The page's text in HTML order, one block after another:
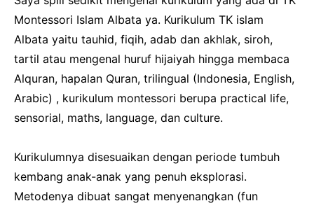
Montessori Islam Albata ya. Kurikulum TK islam
Albata yaitu tauhid, fiqih, adab dan akhlak, siroh,
tartil atau mengenal huruf hijaiyah hingga membaca
Alquran, hapalan Quran, trilingual (Indonesia, English,
Arabic) , kurikulum montessori berupa practical life,
sensorial, maths, language, dan culture.
Kurikulumnya disesuaikan dengan periode tumbuh
kembang anak-anak yang penuh eksplorasi.
Metodenya dibuat sangat menyenangkan (fun